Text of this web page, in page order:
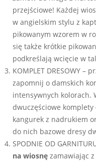
przejściowe! Każdej
w angielskim stylu z
pikowanym wzorem w
się także krótkie
podkreślają wcięcie w
KOMPLET DRESOWY
zapomnij o damskich
intensywnych kolorach.
dwuczęściowe komplety
kangurek z nadrukiem
do nich bazowe dresy
SPODNIE OD
na wiosnę zamawiając